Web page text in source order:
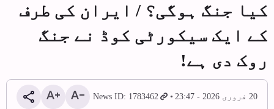
کیا جنگ ہوگی؟ / ایران کی طرف
کے ایک سیکورٹی کوڈ نے جنگ
روک دی ہے!
20 فروری 2026 - 23:47 News ID: 1783462